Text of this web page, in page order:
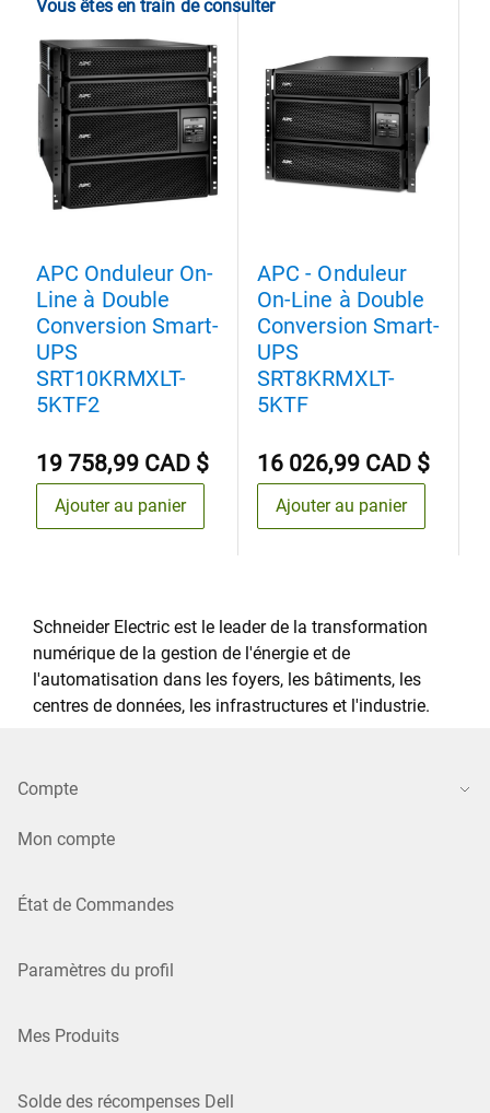
Vous êtes en train de consulter
APC Onduleur On-
Line à Double
Conversion Smart-
UPS
SRT10KRMXLT-
5KTF2
19 758,99 CAD $
Ajouter au panier
APC - Onduleur
On-Line à Double
Conversion Smart-
UPS
SRT8KRMXLT-
5KTF
16 026,99 CAD $
Ajouter au panier
Schneider Electric est le leader de la transformation
numérique de la gestion de l'énergie et de
l'automatisation dans les foyers, les bâtiments, les
centres de données, les infrastructures et l'industrie.
Compte
Mon compte
État de Commandes
Paramètres du profil
Mes Produits
Solde des récompenses Dell